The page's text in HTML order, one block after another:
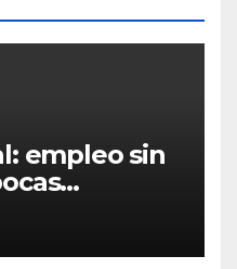
empleo sin
personal